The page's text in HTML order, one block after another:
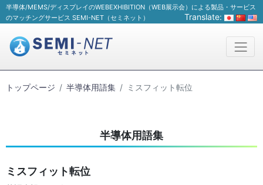
半導体/MEMS/ディスプレイのWEBEXHIBITION（WEB展示会）による製品・サービス
のマッチングサービス SEMI-NET（セミネット）
Translate:
トップページ 半導体用語集 ミスフィット転位
半導体用語集
ミスフィット転位